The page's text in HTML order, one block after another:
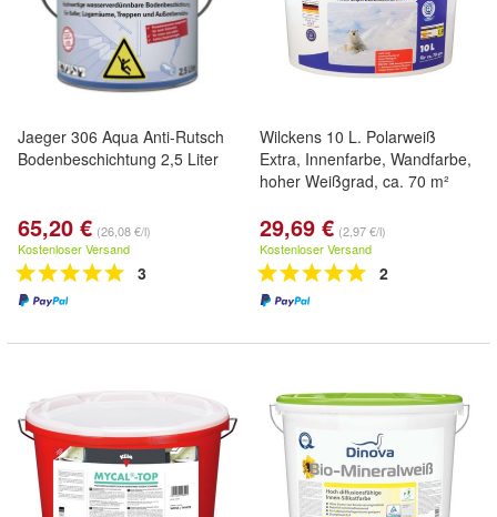
Jaeger 306 Aqua Anti-Rutsch
Bodenbeschichtung 2,5 Liter
65,20 € (26,08 €/l)
Kostenloser Versand
3
Wilckens 10 L. Polarweiß
Extra, Innenfarbe, Wandfarbe,
hoher Weißgrad, ca. 70 m²
29,69 € (2,97 €/l)
Kostenloser Versand
2